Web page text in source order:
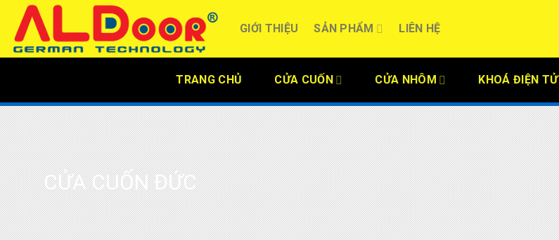
content
GIỚI THIỆU SẢN PHẨM LIÊN HỆ
TRANG CHỦ CỬA CUỐN CỬA NHÔM KHOÁ ĐIỆN TỬ
CỬA CUỐN ĐỨC